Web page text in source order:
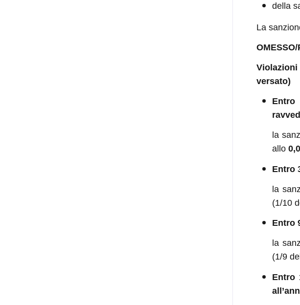
della
La
versato)
Entro
la
allo
Entro
la
(1/10
Entro
la
(1/9
Entro